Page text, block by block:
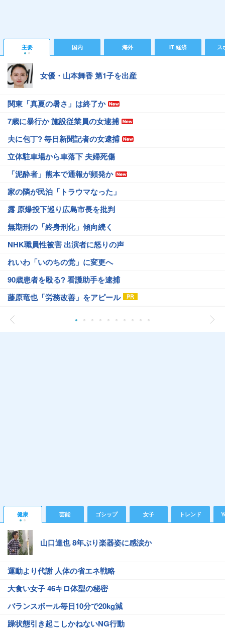
主要 国内 海外 IT 経済 ス
女優・山本舞香 第1子を出産
関東「真夏の暑さ」は終了か
7歳に暴行か 施設従業員の女逮捕
夫に包丁? 毎日新聞記者の女逮捕
立体駐車場から車落下 夫婦死傷
「泥酔者」熊本で通報が頻発か
家の隣が民泊「トラウマなった」
露 原爆投下巡り広島市長を批判
無期刑の「終身刑化」傾向続く
NHK職員性被害 出演者に怒りの声
れいわ「いのちの党」に変更へ
90歳患者を殴る? 看護助手を逮捕
藤原竜也「労務改善」をアピール
健康 芸能 ゴシップ 女子 トレンド
山口達也 8年ぶり楽器姿に感涙か
運動より代謝 人体の省エネ戦略
大食い女子 46キロ体型の秘密
バランスボール毎日10分で20kg減
躁状態引き起こしかねないNG行動